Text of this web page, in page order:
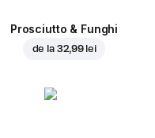
Prosciutto & Funghi
de la 32,99 lei